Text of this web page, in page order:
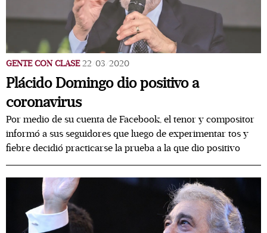
GENTE CON CLASE 22/03/2020
Plácido Domingo dio positivo a
coronavirus
Por medio de su cuenta de Facebook, el tenor y compositor
informó a sus seguidores que luego de experimentar tos y
fiebre decidió practicarse la prueba a la que dio positivo